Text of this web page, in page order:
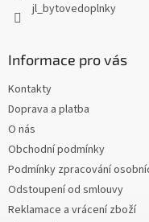
jl_bytovedoplnky
Informace pro vás
Kontakty
Doprava a platba
O nás
Obchodní podmínky
Podmínky zpracování
Odstoupení od smlouvy
Reklamace a vrácení zboží